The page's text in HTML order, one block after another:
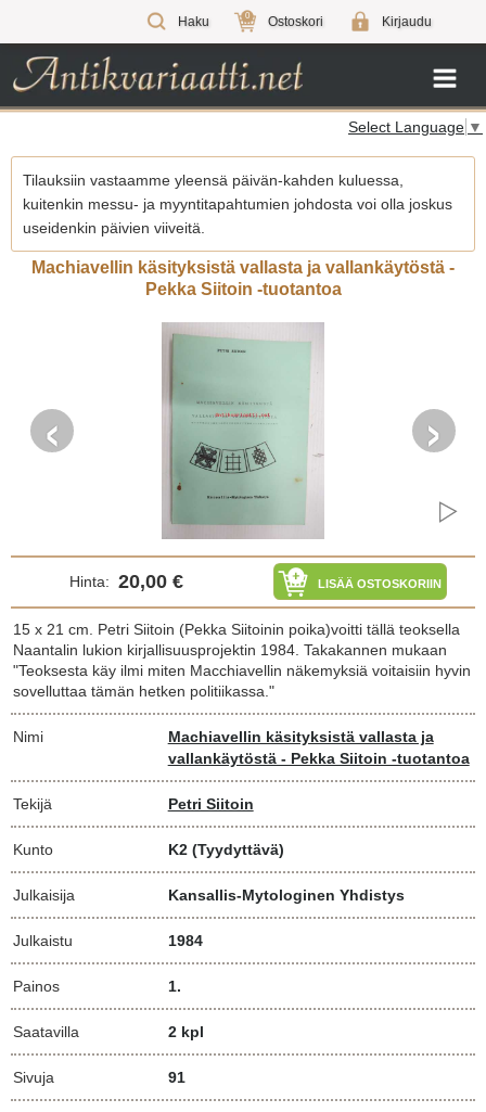
Haku 0 Ostoskori Kirjaudu
Select Language ▼
Tilauksiin vastaamme yleensä päivän-kahden kuluessa,
kuitenkin messu- ja myyntitapahtumien johdosta voi olla joskus
useidenkin päivien viiveitä.
Machiavellin käsityksistä vallasta ja vallankäytöstä -
Pekka Siitoin -tuotantoa
‹ ›
Hinta: 20,00 € LISÄÄ OSTOSKORIIN
15 x 21 cm. Petri Siitoin (Pekka Siitoinin poika)voitti tällä teoksella
Naantalin lukion kirjallisuusprojektin 1984. Takakannen mukaan
"Teoksesta käy ilmi miten Macchiavellin näkemyksiä voitaisiin hyvin
sovelluttaa tämän hetken politiikassa."
Nimi
Machiavellin käsityksistä vallasta ja
vallankäytöstä - Pekka Siitoin -tuotantoa
Tekijä Petri Siitoin
Kunto K2 (Tyydyttävä)
Julkaisija Kansallis-Mytologinen Yhdistys
Julkaistu 1984
Painos 1.
Saatavilla 2 kpl
Sivuja 91